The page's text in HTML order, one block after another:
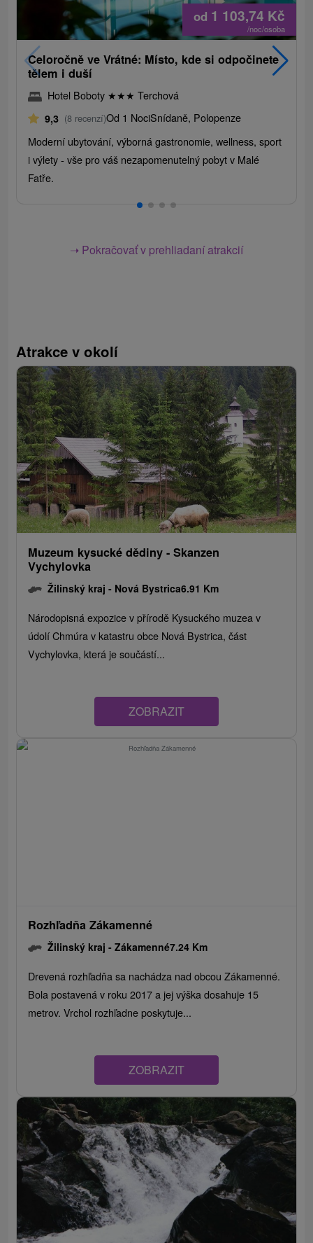
od 1 103,74 Kč
/noc/osoba
Celoročně ve Vrátné: Místo, kde si odpočinete
tělem i duší
Hotel Boboty ★★★ Terchová
9,3 (8 recenzí)Od 1 NociSnídaně, Polopenze
Moderní ubytování, výborná gastronomie, wellness, sport
i výlety - vše pro váš nezapomenutelný pobyt v Malé
Fatře.
➝ Pokračovať v prehliadaní atrakcií
Atrakce v okolí
Muzeum kysucké dědiny - Skanzen
Vychylovka
Žilinský kraj - Nová Bystrica6.91 Km
Národopisná expozice v přírodě Kysuckého muzea v
údolí Chmúra v katastru obce Nová Bystrica, část
Vychylovka, která je součástí...
ZOBRAZIT
Rozhľadňa Zákamenné
Žilinský kraj -Zákamenné7.24 Km
Drevená rozhľadňa sa nachádza nad obcou Zákamenné.
Bola postavená v roku 2017 a jej výška dosahuje 15
metrov. Vrchol rozhľadne poskytuje...
ZOBRAZIT